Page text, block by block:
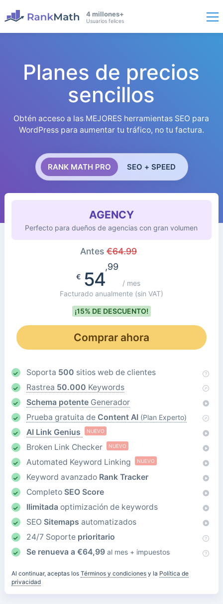
4 millones+
Usuarios felices
Planes de precios
sencillos
Obtén acceso a las MEJORES herramientas SEO para
WordPress para aumentar tu tráfico, no tu factura.
RANK MATH PRO SEO + SPEED
AGENCY
Perfecto para dueños de agencias con gran volumen
Antes €64.99
€54
,99
/ mes
Facturado anualmente (sin VAT)
¡15% DE DESCUENTO!
Comprar ahora
Soporta 500 sitios web de clientes
Rastrea 50.000 Keywords
Schema potenteGenerador
Prueba gratuita de Content AI (Plan Experto)
AI Link Genius NUEVO
Broken Link Checker NUEVO
Automated Keyword Linking NUEVO
Keyword avanzado Rank Tracker
Completo SEO Score
Ilimitada optimización de keywords
SEO Sitemaps automatizados
24/7 Soporte prioritario
Se renueva a €64,99 al mes + impuestos
Al continuar, aceptas los Términos y condicionesy la Política de
privacidad